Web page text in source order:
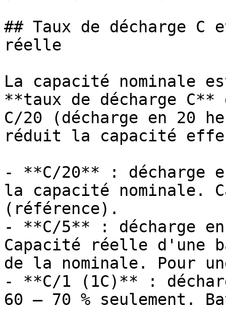
## Taux de décharge
réelle
La capacité nominale
**taux de décharge C**
C/20 (décharge en 20
réduit la capacité
- **C/20** : décharge
la capacité nominale.
(référence).
- **C/5** : décharge
Capacité réelle d'une
de la nominale. Pour
- **C/1 (1C)** :
60 – 70 % seulement.